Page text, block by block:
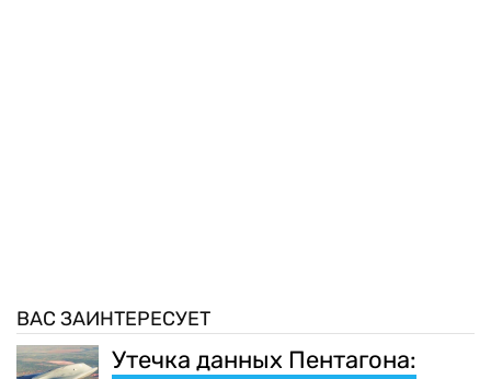
ВАС ЗАИНТЕРЕСУЕТ
Утечка данных Пентагона: